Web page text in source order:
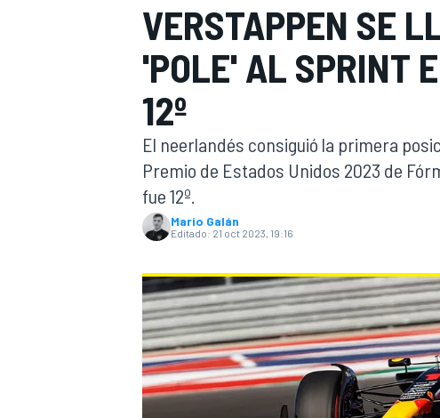
WEC FÓRMULA E
VERSTAPPEN SE
'POLE' AL SPRINT
12º
El neerlandés consiguió la primera
Premio de Estados Unidos 2023 de
fue 12º.
Mario Galán
Editado: 21 oct 2023, 19:16